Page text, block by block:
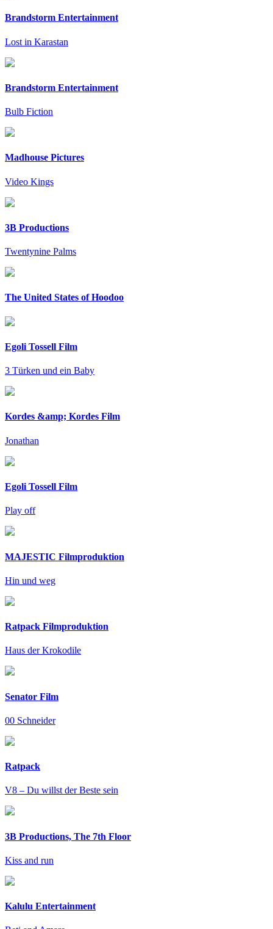
Brandstorm Entertainment
Lost in Karastan
Brandstorm Entertainment
Bulb Fiction
Madhouse Pictures
Video Kings
3B Productions
Twentynine Palms
The United States of Hoodoo
Egoli Tossell Film
3 Türken und ein Baby
Kordes &amp; Kordes Film
Jonathan
Egoli Tossell Film
Play off
MAJESTIC Filmproduktion
Hin und weg
Ratpack Filmproduktion
Haus der Krokodile
Senator Film
00 Schneider
Ratpack
V8 – Du willst der Beste sein
3B Productions, The 7th Floor
Kiss and run
Kalulu Entertainment